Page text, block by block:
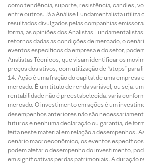
como tendência, suporte, resistência, candles,
entre outros. Já a Análise Fundamentalista utiliza
resultados divulgados pelas companhias
forma, as opiniões dos Analistas
retornos dadas as condições de mercado, o
eventos específicos da empresa e do setor,
Analistas Técnicos, que visam identificar os
preços dos ativos, com utilização de “stops” para
Ação é uma fração do capital de uma empresa
mercado. É um título de renda variável, ou seja,
rentabilidade não é preestabelecida, varia
mercado. O investimento em ações é um
desempenhos anteriores não são
futuros e nenhuma declaração ou garantia, de
feita neste material em relação a desempenhos.
cenário macroeconômico, os eventos
podem afetar o desempenho do investimento,
em significativas perdas patrimoniais. A duração